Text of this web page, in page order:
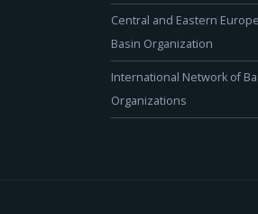
Central and Eastern
Basin Organization
International Network of
Organizations